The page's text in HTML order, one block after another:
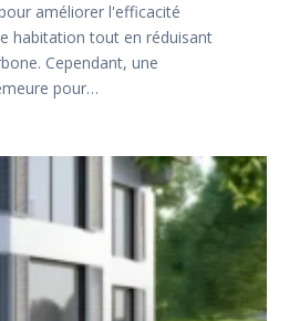
améliorer l'efficacité
habitation tout en réduisant
Cependant, une
pour…